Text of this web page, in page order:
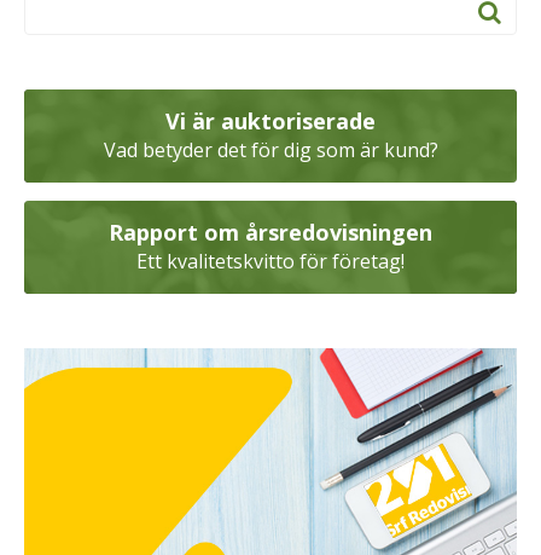
Vi är auktoriserade
Vad betyder det för dig som är kund?
Rapport om årsredovisningen
Ett kvalitetskvitto för företag!